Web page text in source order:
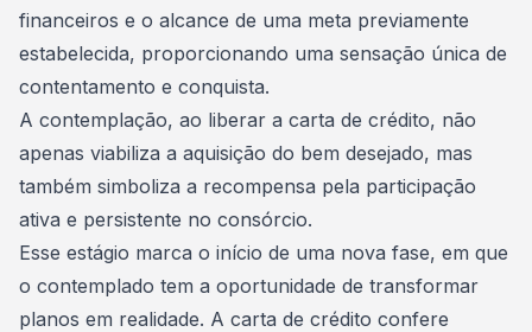
financeiros e o alcance de uma meta previamente
estabelecida, proporcionando uma sensação única de
contentamento e conquista.
A contemplação, ao liberar a carta de crédito, não
apenas viabiliza a aquisição do bem desejado, mas
também simboliza a recompensa pela participação
ativa e persistente no consórcio.
Esse estágio marca o início de uma nova fase, em que
o contemplado tem a oportunidade de transformar
planos em realidade. A carta de crédito confere